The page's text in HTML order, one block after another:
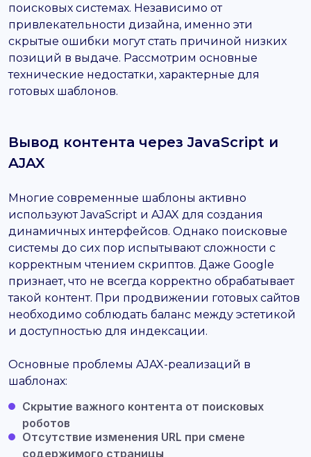
поисковых системах. Независимо от
привлекательности дизайна, именно эти
скрытые ошибки могут стать причиной низких
позиций в выдаче. Рассмотрим основные
технические недостатки, характерные для
готовых шаблонов.
Вывод контента через JavaScript и
AJAX
Многие современные шаблоны активно
используют JavaScript и AJAX для создания
динамичных интерфейсов. Однако поисковые
системы до сих пор испытывают сложности с
корректным чтением скриптов. Даже Google
признает, что не всегда корректно обрабатывает
такой контент. При продвижении готовых сайтов
необходимо соблюдать баланс между эстетикой
и доступностью для индексации.
Основные проблемы AJAX-реализаций в
шаблонах:
Скрытие важного контента от поисковых
роботов
Отсутствие изменения URL при смене
содержимого страницы